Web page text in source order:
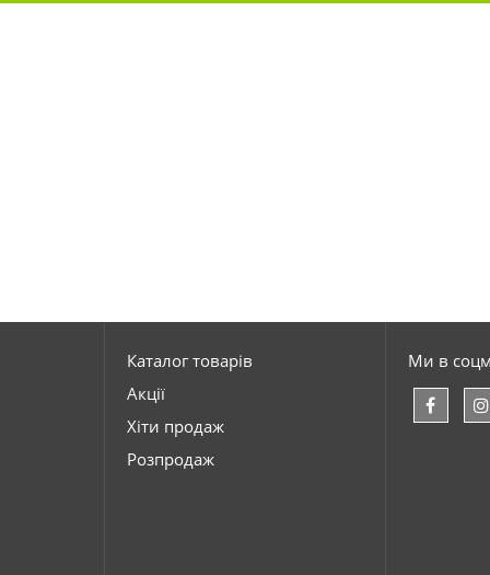
Каталог товарів
Акції
Хіти продаж
Розпродаж
Ми в